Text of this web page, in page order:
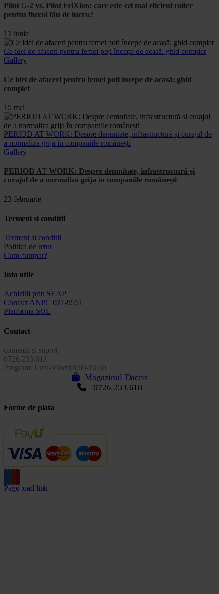
Pilot G-2 vs. Pilot FriXion: care este cel mai eficient roller
pentru fluxul tău de lucru?
17 iunie
Ce idei de afaceri pentru femei poți începe de acasă: ghid complet
Gallery
Ce idei de afaceri pentru femei poți începe de acasă: ghid
complet
15 mai
PERIOD AT WORK: Despre demnitate, infrastructură și curajul de
a normaliza grija în companiile românești
Gallery
PERIOD AT WORK: Despre demnitate, infrastructură și
curajul de a normaliza grija în companiile românești
23 februarie
Termeni si conditii
Termeni si conditii
Politica de retur
Cum cumpar?
Info utile
Achizitii prin SEAP
Contact ANPC 021-9551
Platforma SOL
Contact
comenzi si suport
0726.233.618
Program: Luni-Vineri:8:00-16:30
Magazinul Dacris
0726.233.618
Forme de plata
Page load link